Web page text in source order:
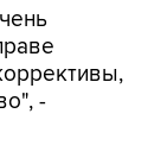
-